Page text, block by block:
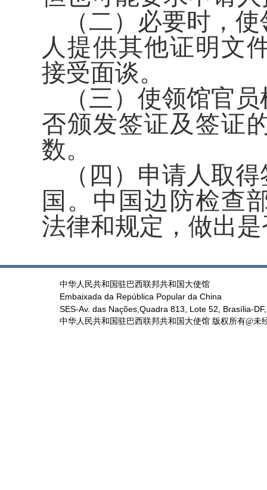
（二）必要时，
人提供其他证明文
接受面谈。
（三）使领馆官
否颁发签证及签证
数。
（四）申请人取
国。中国边防检查
法律和规定，做出
中华人民共和国驻巴西联邦共和国大使馆
Embaixada da República Popular da China
SES-Av. das Nações,Quadra 813, Lote 52, Brasília-
中华人民共和国驻巴西联邦共和国大使馆 版权所有@未